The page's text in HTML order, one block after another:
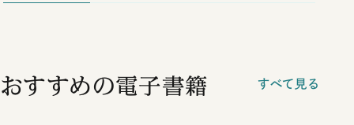
おすすめの電子書籍 すべて見る